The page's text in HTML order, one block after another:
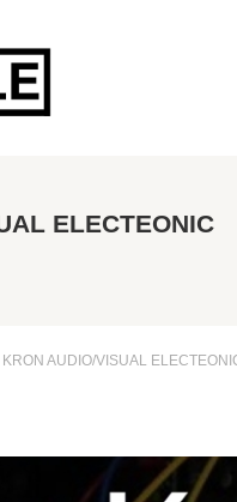
ELECTEONIC
KRON AUDIO/VISUAL